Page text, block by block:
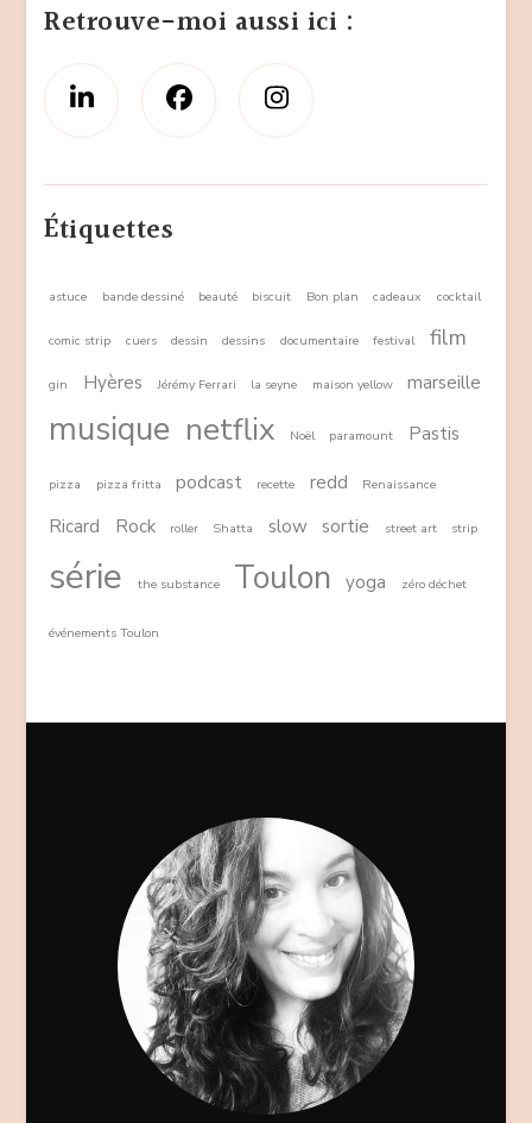
Retrouve-moi aussi ici :
Étiquettes
astuce bande dessiné beauté biscuit Bon plan cadeaux cocktail
comic strip cuers dessin dessins documentaire festival film
gin Hyères Jérémy Ferrari la seyne maison yellow marseille
musique netflix Noël paramount Pastis
pizza pizza fritta podcast recette redd Renaissance
Ricard Rock roller Shatta slow sortie street art strip
série the substance Toulon yoga zéro déchet
événements Toulon